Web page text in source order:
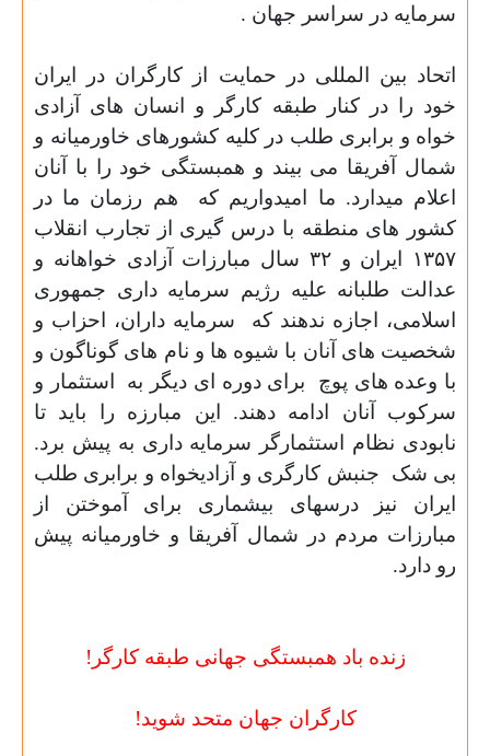
سرمایه در سراسر جهان .
اتحاد بین المللی در حمایت از کارگران در ایران
خود را در کنار طبقه کارگر و انسان های آزادی
خواه و برابری طلب در کلیه کشورهای خاورمیانه و
شمال آفریقا می بیند و همبستگی خود را با آنان
اعلام میدارد. ما امیدواریم که
هم رزمان ما در
کشور های منطقه با درس گیری از تجارب انقلاب
۱۳۵۷ ایران و۳۲ سال مبارزات آزادی خواهانه و
عدالت طلبانه علیه رژیم سرمایه داری جمهوری
اسلامی، اجازه ندهند که
سرمایه داران، احزاب و
شخصیت های آنان با شیوه ها و نام های گوناگون و
با وعده های پوچ
برای دوره ای دیگر به
استثمار و
سرکوب آنان ادامه دهند. این مبارزه را باید تا
نابودی نظام استثمارگر سرمایه داری به پیش برد.
بی شک
جنبش کارگری و آزادیخواه و برابری طلب
ایران نیز درسهای بیشماری برای آموختن از
مبارزات مردم در شمال آفریقا و خاورمیانه پیش
رو دارد.
زنده باد همبستگی جهانی طبقه کارگر !
کارگران جهان متحد شوید!